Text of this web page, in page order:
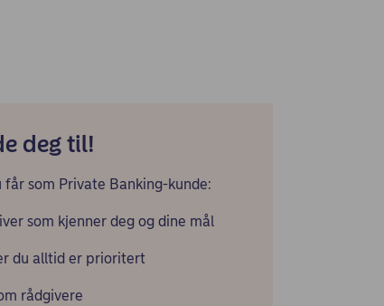
deg til!
som Private Banking-kunde:
som kjenner deg og dine mål
du alltid er prioritert
rådgivere